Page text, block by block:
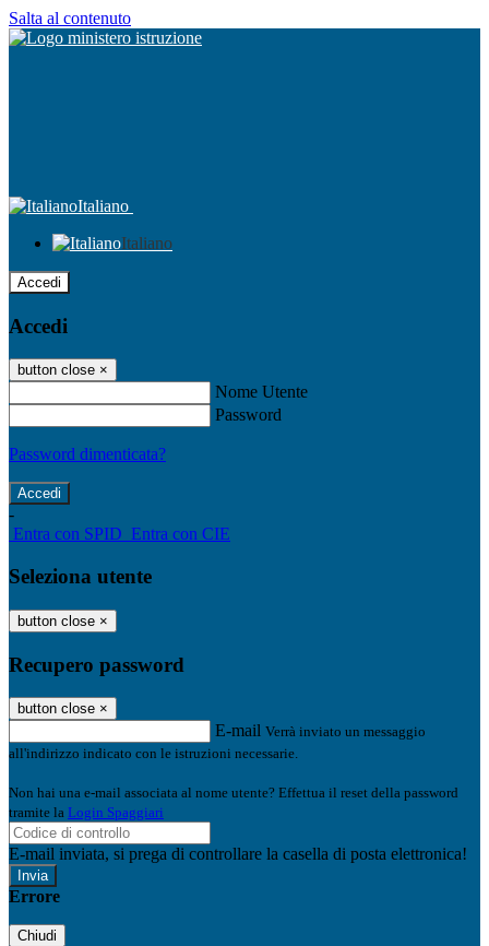
Salta al contenuto
Italiano
Italiano
Accedi
Accedi
button close ×
Nome Utente
Password
Password dimenticata?
-
Entra con SPID Entra con CIE
Seleziona utente
button close ×
Recupero password
button close ×
E-mail Verrà inviato un messaggio
all'indirizzo indicato con le istruzioni necessarie.
Non hai una e-mail associata al nome utente? Effettua il reset della password
tramite la Login Spaggiari
E-mail inviata, si prega di controllare la casella di posta elettronica!
Errore
Chiudi